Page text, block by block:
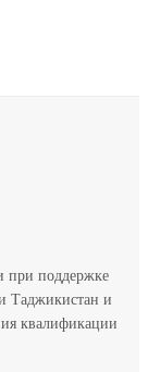
при поддержке
Таджикистан и
квалификации